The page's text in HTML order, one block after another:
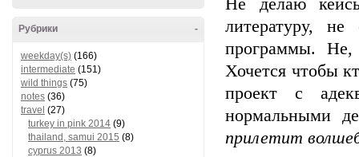
-
Рубрики
weekday(s) (166)
intermediate (151)
wild things (75)
notes (36)
travel (27)
turkey in pink 2014 (9)
thailand, samui 2015 (8)
cyprus 2013 (8)
Не делаю
литературу,
программы.
Хочется чтобы
проект с
нормальными
прилетит